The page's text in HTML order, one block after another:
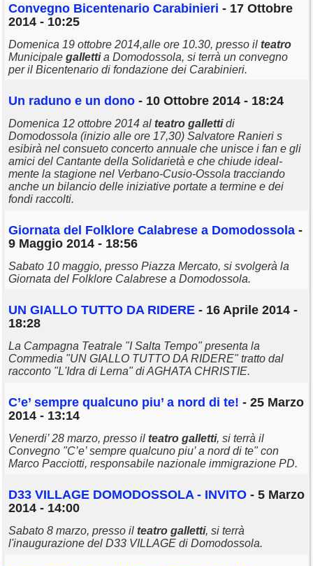
Convegno Bicentenario Carabinieri - 17 Ottobre
2014 - 10:25
Domenica 19 ottobre 2014,alle ore 10.30, presso il teatro
Municipale gallettia Domodossola, si terrà un convegno
per il Bicentenario di fondazione dei Carabinieri.
Un raduno e un dono - 10 Ottobre 2014 - 18:24
Domenica 12 ottobre 2014 al teatro gallettidi
Domodossola (inizio alle ore 17,30) Salvatore Ranieri s
esibirà nel consueto concerto annuale che unisce i fan e gli
amici del Cantante della Solidarietà e che chiude ideal-
mente la stagione nel Verbano-Cusio-Ossola tracciando
anche un bilancio delle iniziative portate a termine e dei
fondi raccolti.
Giornata del Folklore Calabrese a Domodossola -
9 Maggio 2014 - 18:56
Sabato 10 maggio, presso Piazza Mercato, si svolgerà la
Giornata del Folklore Calabrese a Domodossola.
UN GIALLO TUTTO DA RIDERE - 16 Aprile 2014 -
18:28
La Campagna Teatrale "I Salta Tempo" presenta la
Commedia "UN GIALLO TUTTO DA RIDERE" tratto dal
racconto "L'Idra di Lerna" di AGHATA CHRISTIE.
C’e’ sempre qualcuno piu’ a nord di te! - 25 Marzo
2014 - 13:14
Venerdi’ 28 marzo, presso il teatro galletti, si terrà il
Convegno "C’e’ sempre qualcuno piu’ a nord di te" con
Marco Pacciotti, responsabile nazionale immigrazione PD.
D33 VILLAGE DOMODOSSOLA - INVITO - 5 Marzo
2014 - 14:00
Sabato 8 marzo, presso il teatro galletti, si terrà
l'inaugurazione del D33 VILLAGE di Domodossola.